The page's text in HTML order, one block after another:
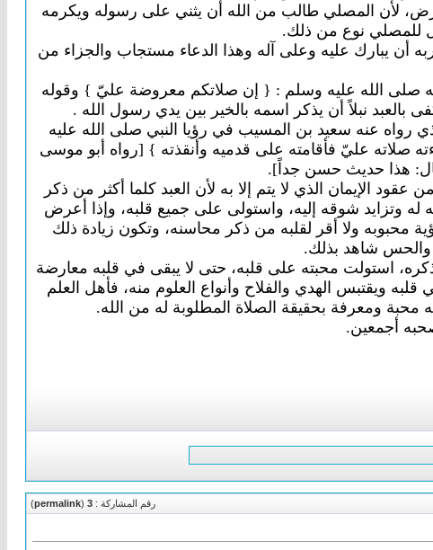
لأن المصلي طالب من الله أن يثني على رسوله ويكرمه
للمصلي نوع من ذلك.
أن يبارك عليه وعلى آله وهذا الدعاء مستجاب والجزاء من
صلى الله عليه وسلم : { إن صلاتكم معروضة عليّ } وقوله
نبلاً أن يذكر اسمه بالخير بين يدي رسول الله .
رواه عنه سعيد بن المسيب في رؤيا النبي صلى الله عليه
صلاته عليّ فأقامته على قدميه وأنقذته } [رواه أبو موسى
هذا حديث حسن جداً].
الإيمان الذي لا يتم إلا به لأن العبد كلما أكثر من ذكر
وتزايد شوقه إليه، واستولى على جميع قلبه، وإذا أعرض
ولا أقر لقلبه من ذكر محاسنه، وتكون زيادة ذلك
والحس شاهد بذلك.
وذكره، استولت محبته على قلبه، حتى لا يبقى في قلبه معارضة
ويقتبس الهدي والفلاح وأنواع العلوم منه، فأهل العلم
محبة ومعرفة بحقيقة الصلاة المطلوبة له من الله.
أجمعين.
رقم المشاركة : 3
(
permalink
)